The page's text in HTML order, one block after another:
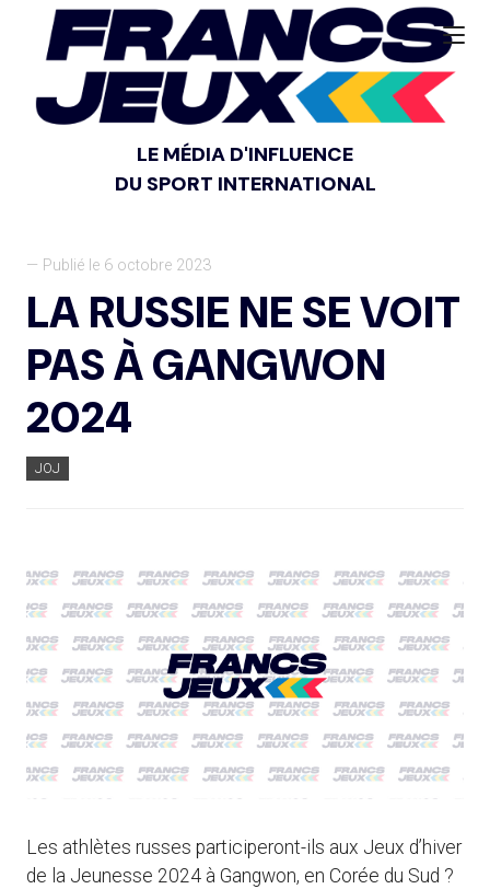
LE MÉDIA D'INFLUENCE
DU SPORT INTERNATIONAL
— Publié le 6 octobre 2023
LA RUSSIE NE SE VOIT
PAS À GANGWON
2024
JOJ
Les athlètes russes participeront-ils aux Jeux d’hiver
de la Jeunesse 2024 à Gangwon, en Corée du Sud ?